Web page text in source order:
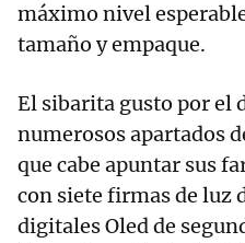
máximo nivel
tamaño y empaque.
El sibarita gusto por el
numerosos apartados
que cabe apuntar sus
con siete firmas de luz
digitales Oled de